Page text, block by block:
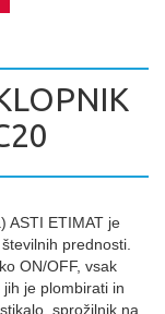
ASTI ETIMAT je
prednosti.
ON/OFF, vsak
je plombirati in
sprožilnik na